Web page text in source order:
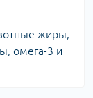
жиры,
омега-3 и